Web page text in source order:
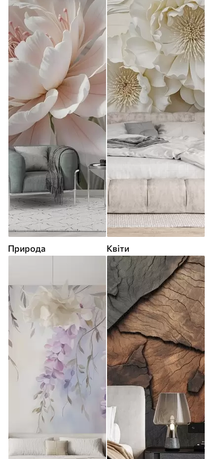
Природа Квіти